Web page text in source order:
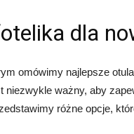
dla
omówimy najlepsze
niezwykle ważny, aby
różne opcje,